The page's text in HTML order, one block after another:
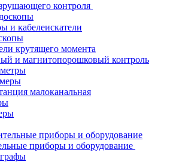
контроля
и кабелеискатели
крутящего момента
и магнитопорошковый контроль
малоканальная
приборы и оборудование